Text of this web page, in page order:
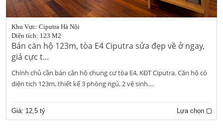
Khu Vực: Ciputra Hà Nội
Diện tích: 123 M2
Bán căn hộ 123m, tòa E4 Ciputra sửa đẹp về ở ngay,
giá cực t...
Chính chủ cần bán căn hộ chung cư tòa E4, KĐT Ciputra. Căn hộ có
diện tich 123m, thiết kế 3 phòng ngủ, 2 vệ sinh....
Giá: 12,5 tỷ Lựa chọn